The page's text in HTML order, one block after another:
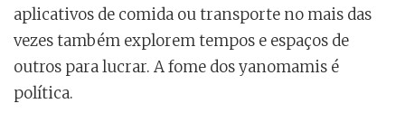
aplicativos de comida ou transporte no mais das
vezes também explorem tempos e espaços de
outros para lucrar. A fome dos yanomamis é
política.